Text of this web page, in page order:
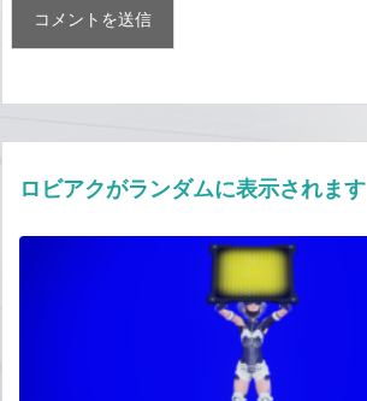
ロビアクがランダムに表示されます